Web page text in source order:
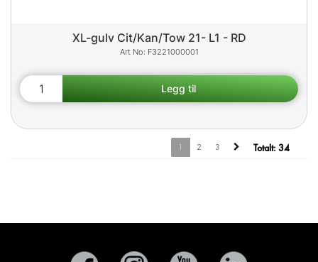
XL-gulv Cit/Kan/Tow 21- L1 - RD
F3221000001
1 2 3 Totalt: 34